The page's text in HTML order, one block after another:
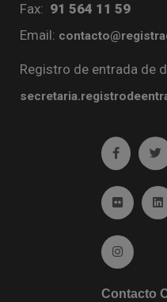
Fax: 91 564 11 59
Email:
Registro de entrada de
Ir a
Ir a
Ir a
Contacto